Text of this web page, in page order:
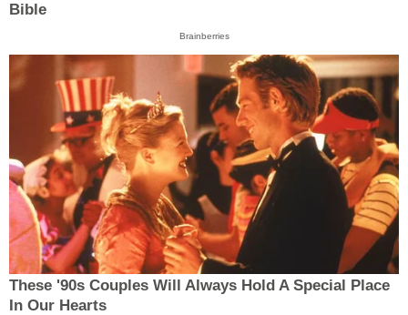
Bible
Brainberries
These '90s Couples Will Always Hold A Special Place
In Our Hearts